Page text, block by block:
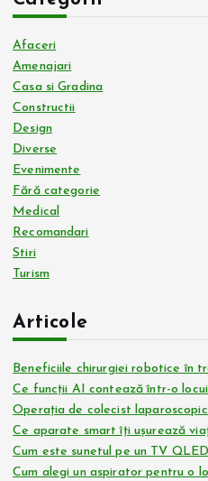
Afaceri
Amenajari
Casa si Gradina
Constructii
Design
Diverse
Evenimente
Fără categorie
Medical
Recomandari
Stiri
Turism
Articole
Beneficiile chirurgiei robotice în
Ce funcții AI contează într-o
Operația de colecist
Ce aparate smart îți ușurează
Cum este sunetul pe un TV
Cum alegi un aspirator pentru o